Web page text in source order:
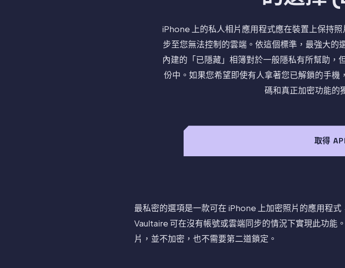
iPhone 上的私人相片應用程式應在裝置上保持
步至您無法控制的雲端。依這個標準，最強大的
內建的「已隱藏」相簿對於一般隱私有所幫助，
份中。如果您希望即使有人拿著您已解鎖的手
碼和真正加密功能的
取得
最私密的選項是一款可在 iPhone 上加密照片的應用程
Vaultaire 可在沒有帳號或雲端同步的情況下實現此功能
片，並不加密，也不需要第二道鎖定。